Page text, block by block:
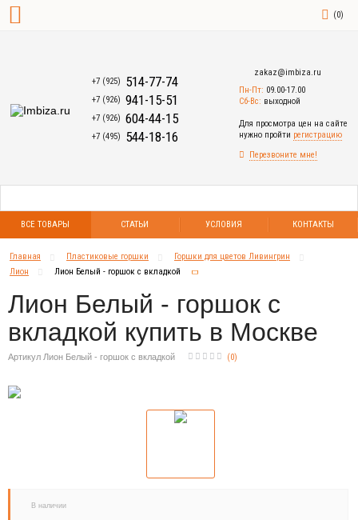
(0)
+7 (925) 514-77-74
+7 (926) 941-15-51
+7 (926) 604-44-15
+7 (495) 544-18-16
zakaz@imbiza.ru
Пн-Пт: 09.00-17.00
Сб-Вс: выходной
Для просмотра цен на сайте
нужно пройти регистрацию
Перезвоните мне!
ВСЕ ТОВАРЫ СТАТЬИ УСЛОВИЯ КОНТАКТЫ
Главная Пластиковые горшки
Горшки для цветов Ливингрин
Лион
Лион Белый - горшок с вкладкой
Лион Белый - горшок с
вкладкой купить в Москве
Артикул Лион Белый - горшок с вкладкой (0)
В наличии